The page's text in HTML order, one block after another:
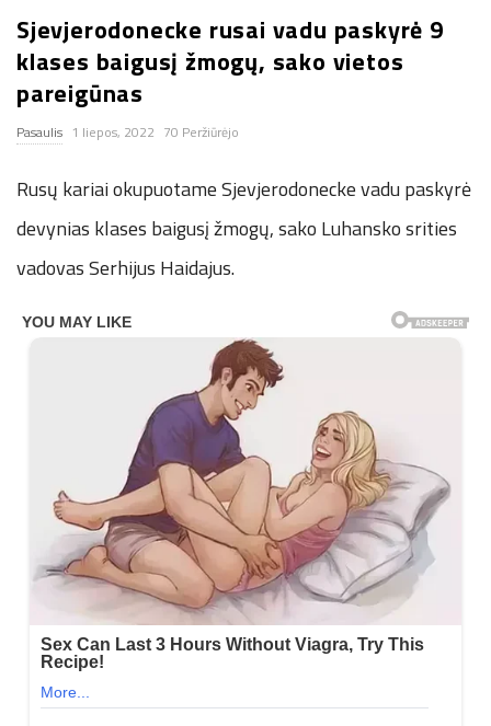
n
.
n
e
t
Sjevjerodonecke rusai vadu paskyrė 9
klases baigusį žmogų, sako vietos
pareigūnas
Pasaulis 1 liepos, 2022 70 Peržiūrėjo
Rusų kariai okupuotame Sjevjerodonecke vadu paskyrė
devynias klases baigusį žmogų, sako Luhansko srities
vadovas Serhijus Haidajus.